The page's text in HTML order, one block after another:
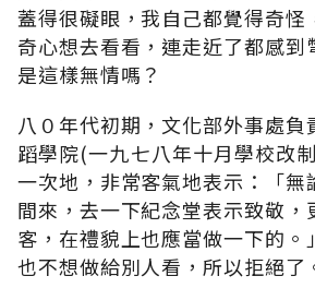
蓋得很礙眼，我自己都覺得奇怪
奇心想去看看，連走近了都感到
是這樣無情嗎？
八０年代初期，文化部外事處負
蹈學院(一九七八年十月學校改
一次地，非常客氣地表示：「無
間來，去一下紀念堂表示致敬，
客，在禮貌上也應當做一下的。
也不想做給別人看，所以拒絕了